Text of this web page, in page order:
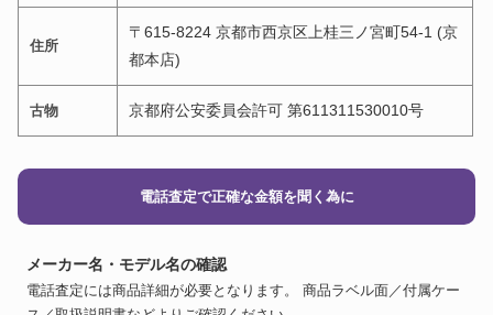
住所
〒615-8224 京都市西京区上桂三ノ宮町54-1 (京
都本店)
古物 京都府公安委員会許可 第611311530010号
電話査定で正確な金額を聞く為に
メーカー名・モデル名の確認
電話査定には商品詳細が必要となります。 商品ラベル面／付属ケー